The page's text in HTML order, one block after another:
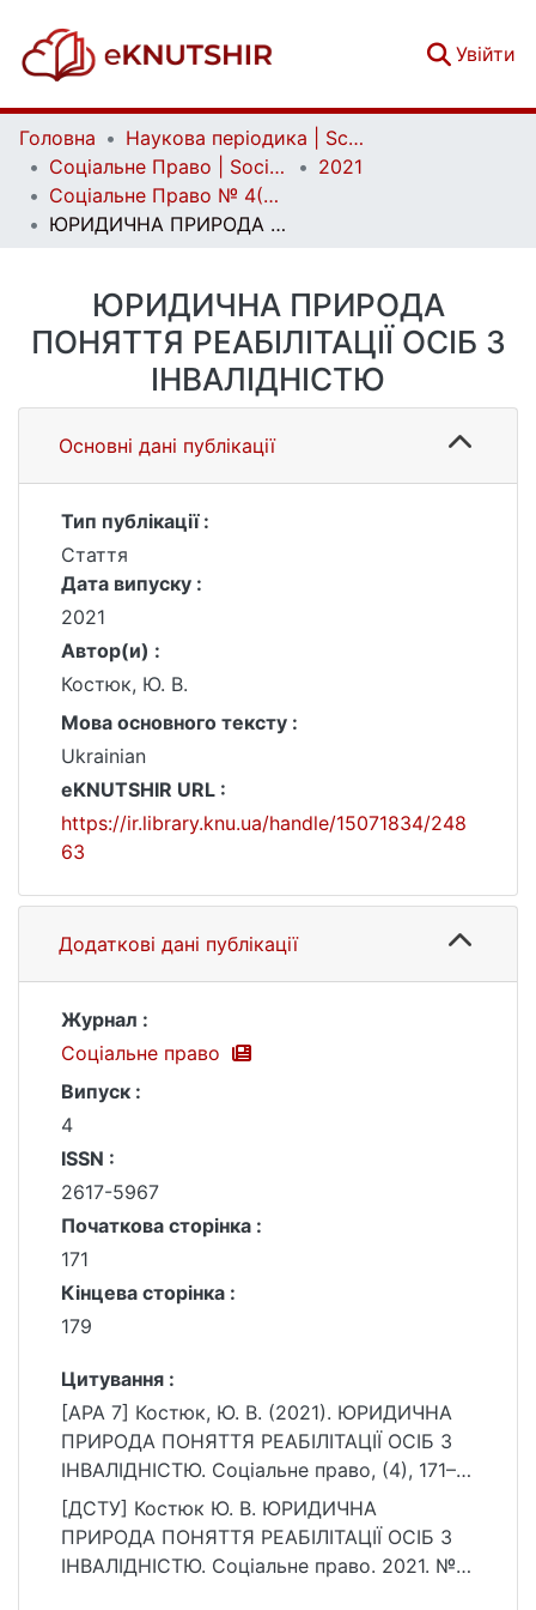
Увійти
Головна
Наукова періодика | Scientific periodicals
Соціальне Право | Social Law
2021
Соціальне Право № 4(2021)
ЮРИДИЧНА ПРИРОДА ПОНЯТТЯ РЕАБІЛІТАЦІЇ ОСІБ З ІНВАЛІДНІСТЮ
ЮРИДИЧНА ПРИРОДА
ПОНЯТТЯ РЕАБІЛІТАЦІЇ ОСІБ З
ІНВАЛІДНІСТЮ
Основні дані публікації
Тип публікації :
Стаття
Дата випуску :
2021
Автор(и) :
Костюк, Ю. В.
Мова основного тексту :
Ukrainian
eKNUTSHIR URL :
https://ir.library.knu.ua/handle/15071834/248
63
Додаткові дані публікації
Журнал :
Соціальне право
Випуск :
4
ISSN :
2617-5967
Початкова сторінка :
171
Кінцева сторінка :
179
Цитування :
[APA 7] Костюк, Ю. В. (2021). ЮРИДИЧНА
ПРИРОДА ПОНЯТТЯ РЕАБІЛІТАЦІЇ ОСІБ З
ІНВАЛІДНІСТЮ. Соціальне право, (4), 171–
179.
https://ir.library.knu.ua/handle/15071834/248
63
[ДСТУ] Костюк Ю. В. ЮРИДИЧНА
ПРИРОДА ПОНЯТТЯ РЕАБІЛІТАЦІЇ ОСІБ З
ІНВАЛІДНІСТЮ. Соціальне право. 2021. №